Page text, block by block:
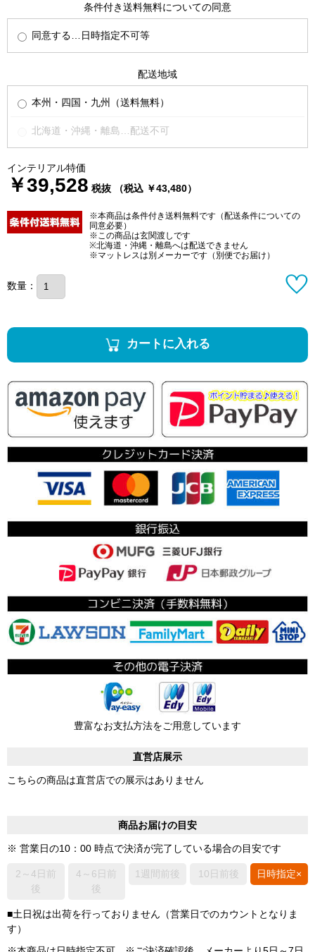
条件付き送料無料についての同意
同意する…日時指定不可等
配送地域
本州・四国・九州（送料無料）
北海道・沖縄・離島…配送不可
インテリアル特価
￥39,528 税抜 （税込 ￥43,480）
※本商品は条件付き送料無料です（配送条件についての
同意必要）
※この商品は玄関渡しです
※北海道・沖縄・離島へは配送できません
※マットレスは別メーカーです（別便でお届け）
数量：
カートに入れる
豊富なお支払方法をご用意しています
直営店展示
こちらの商品は直営店での展示はありません
商品お届けの目安
※ 営業日の10：00 時点で決済が完了している場合の目安です
2～4日前
後
4～6日前
後
1週間前後 10日前後 日時指定×
■土日祝は出荷を行っておりません（営業日でのカウントとなりま
す）